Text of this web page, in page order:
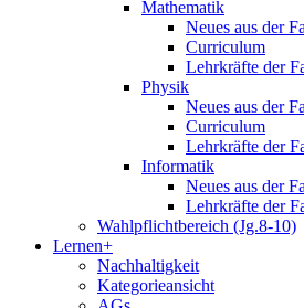
Mathematik
Neues aus der
Curriculum
Lehrkräfte der
Physik
Neues aus der
Curriculum
Lehrkräfte der
Informatik
Neues aus der
Lehrkräfte der
Wahlpflichtbereich (Jg.8-10)
Lernen+
Nachhaltigkeit
Kategorieansicht